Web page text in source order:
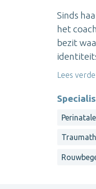
Sinds
het
bezit
Lees